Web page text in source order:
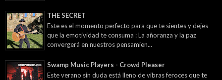
THE SECRET
Este es el momento perfecto para que te sientes y dejes
que la emotividad te consuma : La añoranza y la paz
convergerá en nuestros pensamien...
Swamp Music Players - Crowd Pleaser
Este verano sin duda está lleno de vibras feroces que te